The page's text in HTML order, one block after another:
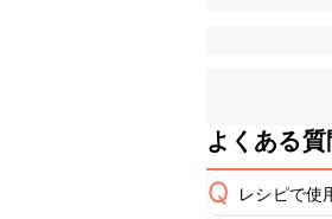
よくある質
Q レシピで使